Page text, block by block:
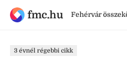
fmc.hu Fehérvár
3 évnél régebbi cikk